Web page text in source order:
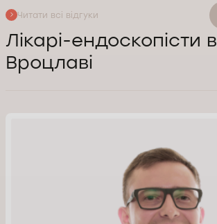
Читати всі відгуки
Лікарі-ендоскопісти в
Вроцлаві